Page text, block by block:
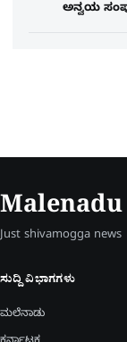
ಅನ್ವಯ
Just shivamogga news
ಸುದ್ದಿ ವಿಭಾಗಗಳು
ಮಲೆನಾಡು